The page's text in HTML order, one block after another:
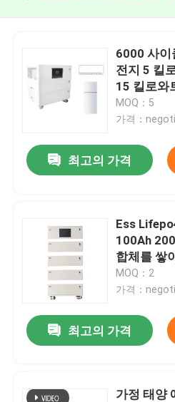
6000 사이
전지 5 킬
15 킬로와
100ah
MOQ：5
가격：
최고의 가격
Ess
100Ah
합체를 쌓
MOQ：2
가격：
최고의 가격
가정 태양